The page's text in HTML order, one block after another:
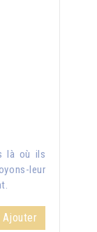
là où ils
leur
Ajouter